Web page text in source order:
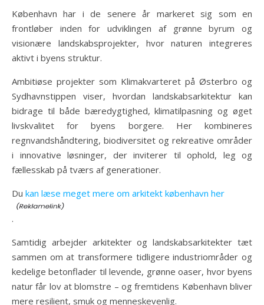
København har i de senere år markeret sig som en
frontløber inden for udviklingen af grønne byrum og
visionære landskabsprojekter, hvor naturen integreres
aktivt i byens struktur.
Ambitiøse projekter som Klimakvarteret på Østerbro og
Sydhavnstippen viser, hvordan landskabsarkitektur kan
bidrage til både bæredygtighed, klimatilpasning og øget
livskvalitet for byens borgere. Her kombineres
regnvandshåndtering, biodiversitet og rekreative områder
i innovative løsninger, der inviterer til ophold, leg og
fællesskab på tværs af generationer.
Du kan læse meget mere om arkitekt københavn her
.
Samtidig arbejder arkitekter og landskabsarkitekter tæt
sammen om at transformere tidligere industriområder og
kedelige betonflader til levende, grønne oaser, hvor byens
natur får lov at blomstre – og fremtidens København bliver
mere resilient, smuk og menneskevenlig.